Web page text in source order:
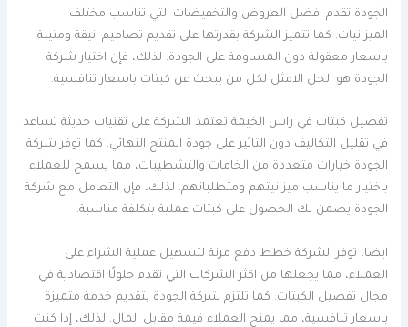
الجودة تقدم افضل العروض والتخفيضات التي تناسب مختلف
الميزانيات. كما تتميز الشركة بقدرتها على تقديم تصاميم انيقة ومتينة
باسعار معقولة دون المساومة على الجودة. لذلك، فإن اختيار شركة
الجودة هو الحل الامثل لكل من يبحث عن كبتات باسعار تنافسية.
تفصيل كبتات في راس الخيمة تعتمد الشركة على تقنيات حديثة تساعد
في تقليل التكاليف دون التاثير على جودة المنتج النهائي. كما توفر شركة
الجودة خيارات متعددة من الخامات والتشطيبات، مما يسمح للعملاء
باختيار ما يناسب ميزانيتهم ومتطلباتهم. لذلك، فإن التعامل مع شركة
الجودة يضمن لك الحصول على كبتات عملية بتكلفة مناسبة.
ايضا، توفر الشركة خطط دفع مرنة لتسهيل عملية الشراء على
العملاء، مما يجعلها من اكثر الشركات التي تقدم حلولًا اقتصادية في
مجال تفصيل الكبتات. كما تلتزم شركة الجودة بتقديم خدمة متميزة
باسعار تنافسية، مما يمنح العملاء قيمة مقابل المال. لذلك، إذا كنت